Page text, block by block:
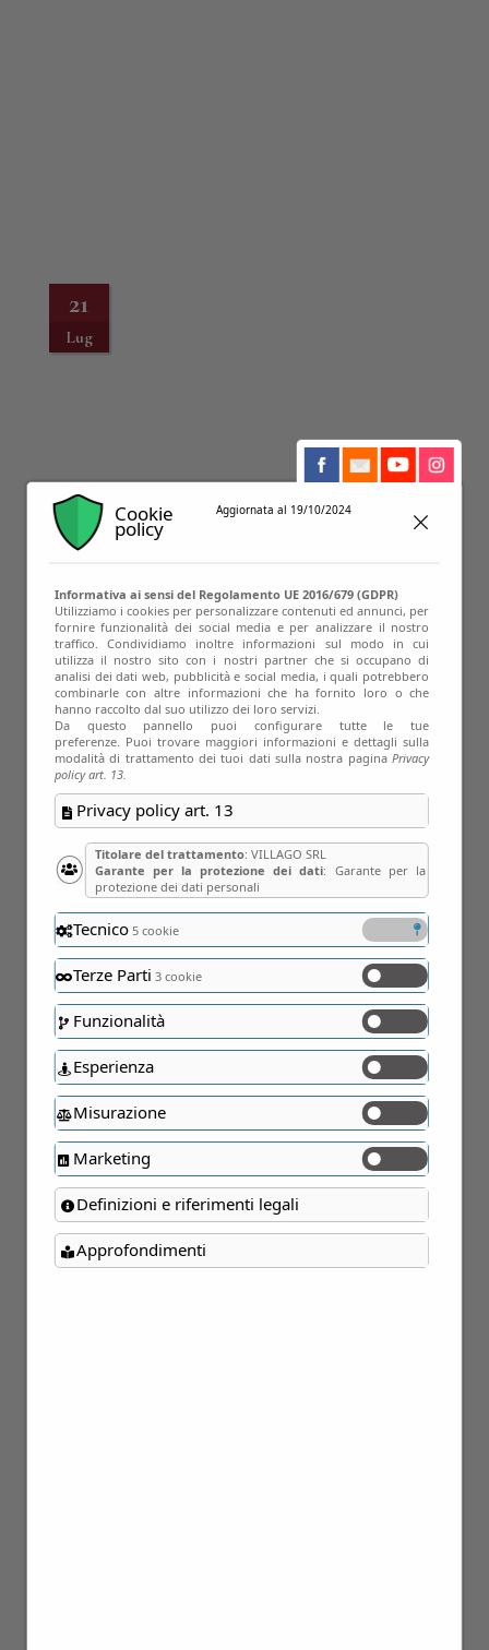
21
Lug
18
Ago
10
Set
Cookie
policy
Aggiornata al 19/10/2024
Informativa ai sensi del Regolamento UE 2016/679 (GDPR)
Utilizziamo i cookies per personalizzare contenuti ed annunci, per
fornire funzionalità dei social media e per analizzare il nostro
traffico. Condividiamo inoltre informazioni sul modo in cui
utilizza il nostro sito con i nostri partner che si occupano di
analisi dei dati web, pubblicità e social media, i quali potrebbero
combinarle con altre informazioni che ha fornito loro o che
hanno raccolto dal suo utilizzo dei loro servizi.
Da questo pannello puoi configurare tutte le tue
preferenze. Puoi trovare maggiori informazioni e dettagli sulla
modalità di trattamento dei tuoi dati sulla nostra paginaPrivacy
policy art. 13.
Privacy policy art. 13
Titolare del trattamento: VILLAGO SRL
Garante per la protezione dei dati: Garante per la
protezione dei dati personali
Tecnico5 cookie
Terze Parti 3 cookie
Funzionalità
Esperienza
Misurazione
Marketing
Definizioni e riferimenti legali
Approfondimenti